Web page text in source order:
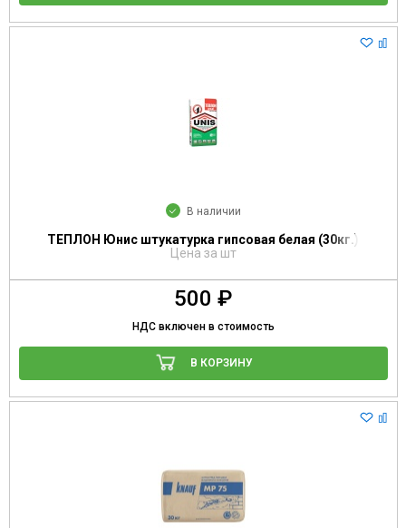
В наличии
ТЕПЛОН Юнис штукатурка гипсовая белая (30кг.)
Цена за шт
500 ₽
НДС включен в стоимость
В КОРЗИНУ